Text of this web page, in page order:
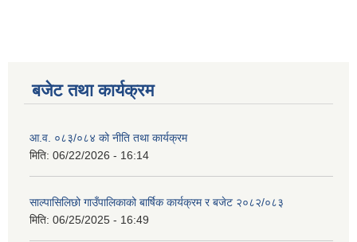
बजेट तथा कार्यक्रम
आ.व. ०८३/०८४ को नीति तथा कार्यक्रम
मिति: 06/22/2026 - 16:14
साल्पासिलिछो गाउँपालिकाको बार्षिक कार्यक्रम र बजेट २०८२/०८३
मिति: 06/25/2025 - 16:49